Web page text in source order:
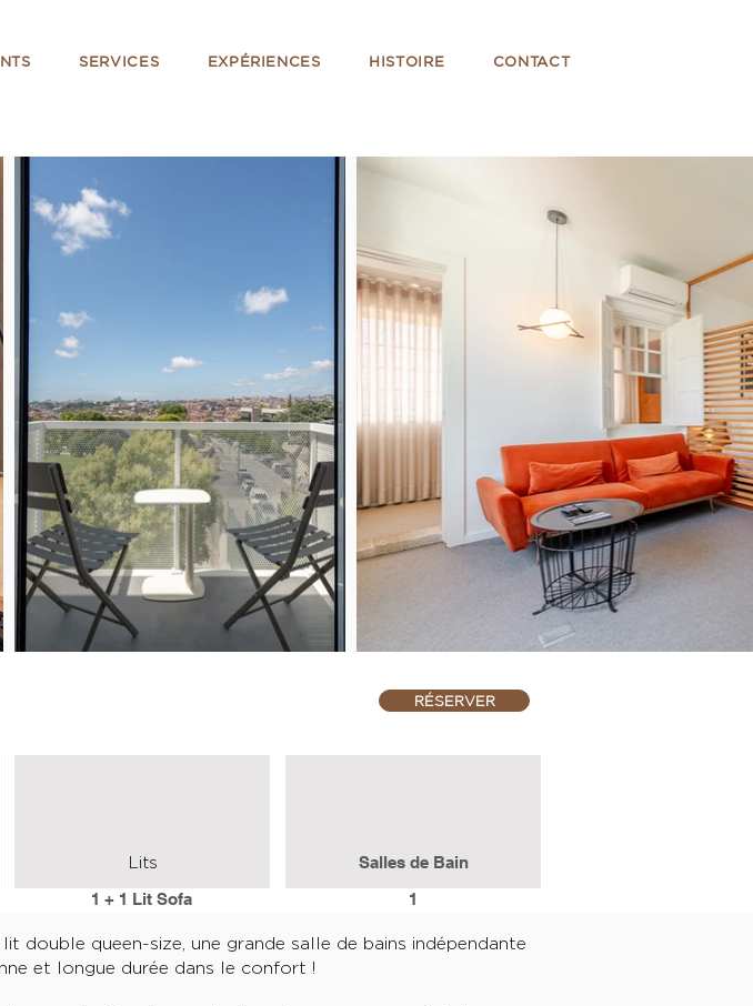
SERVICES EXPÉRIENCES HISTOIRE CONTACT
RÉSERVER
Lits
1 + 1 Lit Sofa
Salles de Bain
1
double queen-size, une grande salle de bains indépendante
et longue durée dans le confort !